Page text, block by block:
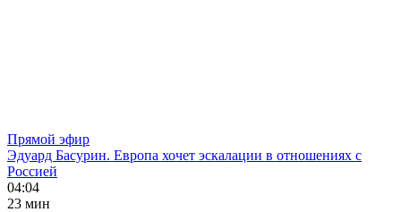
Прямой эфир
Эдуард Басурин. Европа хочет эскалации в отношениях с
Россией
04:04
23 мин